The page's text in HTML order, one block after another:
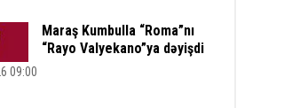
Maraş Kumbulla “Roma”nı
“Rayo Valyekano”ya dəyişdi
09:00